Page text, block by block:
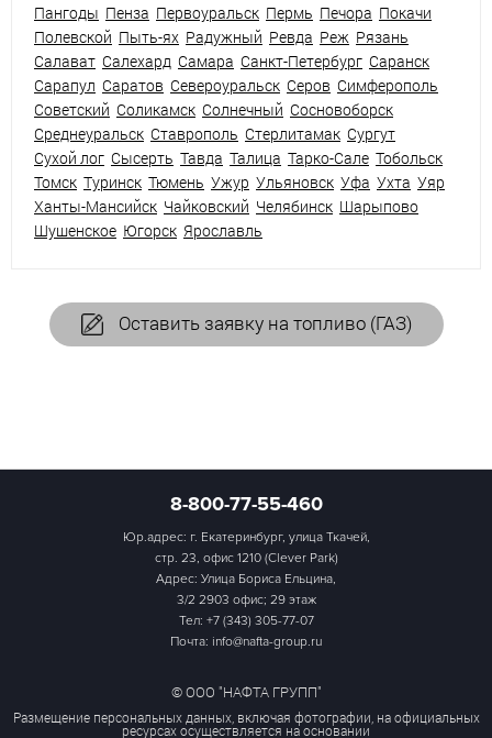
Пангоды Пенза Первоуральск Пермь Печора Покачи
Полевской Пыть-ях Радужный Ревда Реж Рязань
Салават Салехард Самара Санкт-Петербург Саранск
Сарапул Саратов Североуральск Серов Симферополь
Советский Соликамск Солнечный Сосновоборск
Среднеуральск Ставрополь Стерлитамак Сургут
Сухой лог Сысерть Тавда Талица Тарко-Сале Тобольск
Томск Туринск Тюмень Ужур Ульяновск Уфа Ухта Уяр
Ханты-Мансийск Чайковский Челябинск Шарыпово
Шушенское Югорск Ярославль
Оставить заявку на топливо (ГАЗ)
8-800-77-55-460
Юр.адрес: г. Екатеринбург, улица Ткачей,
стр. 23, офис 1210 (Clever Park)
Адрес: Улица Бориса Ельцина,
3/2 2903 офис; 29 этаж
Тел: +7 (343) 305-77-07
Почта: info@nafta-group.ru
© ООО "НАФТА ГРУПП"
Размещение персональных данных, включая фотографии, на официальных
ресурсах осуществляется на основании